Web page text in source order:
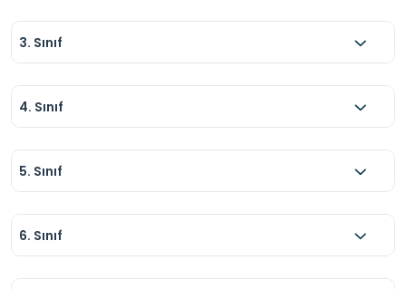
3. Sınıf
4. Sınıf
5. Sınıf
6. Sınıf